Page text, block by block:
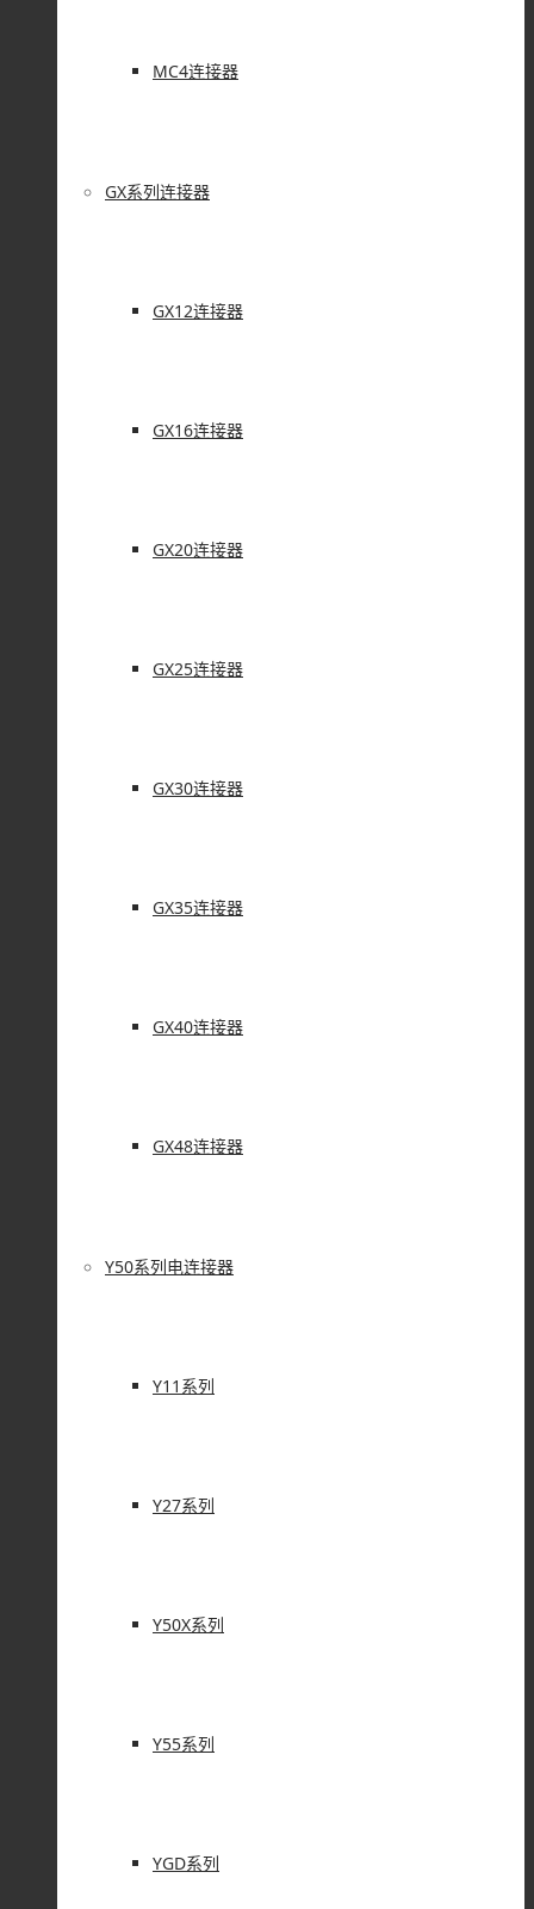
MC4连接器
GX系列连接器
GX12连接器
GX16连接器
GX20连接器
GX25连接器
GX30连接器
GX35连接器
GX40连接器
GX48连接器
Y50系列电连接器
Y11系列
Y27系列
Y50X系列
Y55系列
YGD系列